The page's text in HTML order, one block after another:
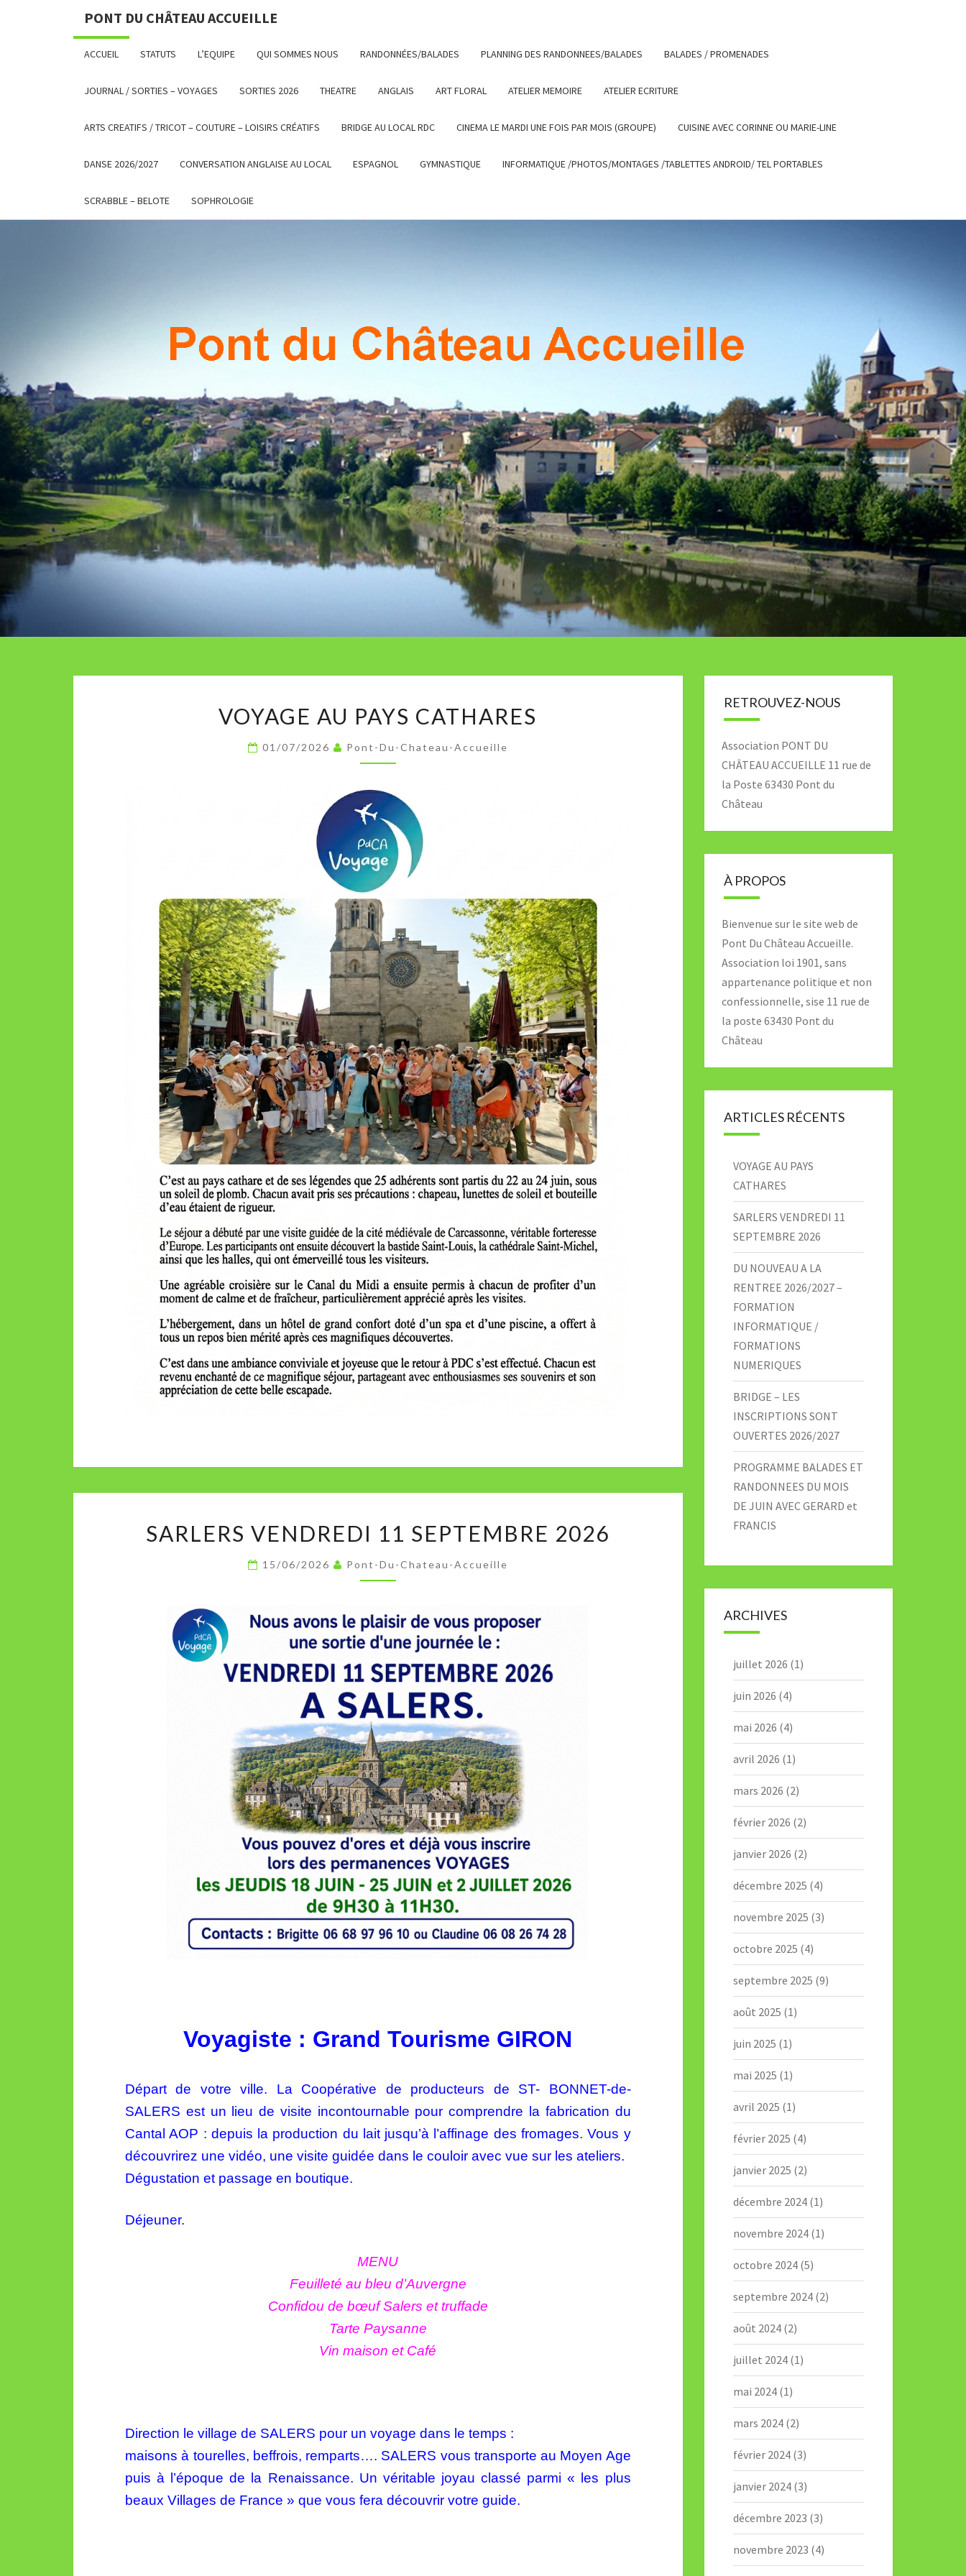
PONT DU CHÂTEAU ACCUEILLE
ACCUEIL STATUTS L’EQUIPE QUI SOMMES NOUS RANDONNÉES/BALADES PLANNING DES RANDONNEES/BALADES BALADES / PROMENADES
JOURNAL / SORTIES – VOYAGES SORTIES 2026 THEATRE ANGLAIS ART FLORAL ATELIER MEMOIRE ATELIER ECRITURE
ARTS CREATIFS / TRICOT – COUTURE – LOISIRS CRÉATIFS BRIDGE AU LOCAL RDC CINEMA LE MARDI UNE FOIS PAR MOIS (GROUPE) CUISINE AVEC CORINNE OU MARIE-LINE
DANSE 2026/2027 CONVERSATION ANGLAISE AU LOCAL ESPAGNOL GYMNASTIQUE INFORMATIQUE /PHOTOS/MONTAGES /TABLETTES ANDROID/ TEL PORTABLES
SCRABBLE – BELOTE SOPHROLOGIE
PONT DU
CHÂTEAU
ACCUEILLE
Association
Culturelle
De Pont Du
Chateau
AU
PAYS
CATHARES
VOYAGE AU PAYS CATHARES
01/07/2026 Pont-Du-Chateau-Accueille
VENDREDI
11
SEPTEMBRE
SARLERS VENDREDI 11 SEPTEMBRE 2026
15/06/2026 Pont-Du-Chateau-Accueille
Voyagiste : Grand Tourisme GIRON
Départ de votre ville. La Coopérative de producteurs de ST- BONNET-de-
SALERS est un lieu de visite incontournable pourcomprendre la fabrication du
Cantal AOP : depuis la production du lait jusqu’à l’affinage des fromages. Vous y
découvrirez une vidéo, une visite guidée dans le couloir avec vue sur les ateliers.
Dégustation et passage en boutique.
Déjeuner.
MENU
Feuilleté au bleu d’Auvergne
Confidou de bœuf Salers et truffade
Tarte Paysanne
Vin maison et Café
Direction le village de SALERS pour un voyage dans le temps :
maisons à tourelles, beffrois, remparts…. SALERS vous transporte au Moyen Age
puis à l’époque de la Renaissance. Un véritable joyau classé parmi « les plus
beaux Villages de France » que vous fera découvrir votre guide.
RETROUVEZ-NOUS
Association PONT DU
CHÂTEAU ACCUEILLE 11 rue de
la Poste 63430 Pont du
Château
À PROPOS
Bienvenue sur le site web de
Pont Du Château Accueille.
Association loi 1901, sans
appartenance politique et non
confessionnelle, sise 11 rue de
la poste 63430 Pont du
Château
ARTICLES RÉCENTS
VOYAGE AU PAYS
CATHARES
SARLERS VENDREDI 11
SEPTEMBRE 2026
DU NOUVEAU A LA
RENTREE 2026/2027 –
FORMATION
INFORMATIQUE /
FORMATIONS
NUMERIQUES
BRIDGE – LES
INSCRIPTIONS SONT
OUVERTES 2026/2027
PROGRAMME BALADES ET
RANDONNEES DU MOIS
DE JUIN AVEC GERARD et
FRANCIS
ARCHIVES
juillet 2026 (1)
juin 2026 (4)
mai 2026 (4)
avril 2026 (1)
mars 2026 (2)
février 2026 (2)
janvier 2026 (2)
décembre 2025 (4)
novembre 2025 (3)
octobre 2025 (4)
septembre 2025 (9)
août 2025 (1)
juin 2025 (1)
mai 2025 (1)
avril 2025 (1)
février 2025 (4)
janvier 2025 (2)
décembre 2024(1)
novembre 2024(1)
octobre 2024(5)
septembre 2024(2)
août 2024(2)
juillet 2024(1)
mai 2024(1)
mars 2024(2)
février 2024(3)
janvier 2024(3)
décembre 2023 (3)
novembre 2023 (4)